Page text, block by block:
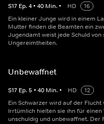
S17 Ep.4 • 40 Min. • HD
16
Ein kleiner Junge wird in einem
Mutter finden die Beamten ein
Jugendamt weist jede Schuld von
Ungereimtheiten.
Unbewaffnet
S17 Ep.5 • 40 Min. • HD
12
Ein Schwarzer wird auf der
Irrtümlich hielten sie ihn für
unschuldig und unbewaffnet. Der